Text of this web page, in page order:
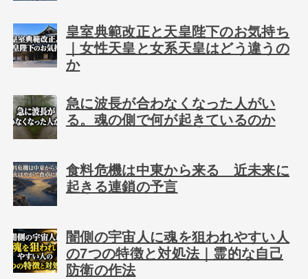
皇室典範改正と天皇陛下のお気持ち
｜女性天皇と女系天皇はどう違うの
か
急に波長が合わなくなった人がい
る。魂の側で何が起きているのか
食料危機は中東から来る 近未来に
起きる連鎖の予言
闇側の宇宙人に魂を狙われやすい人
の7つの特徴と対処法｜霊的な自己
防衛の作法